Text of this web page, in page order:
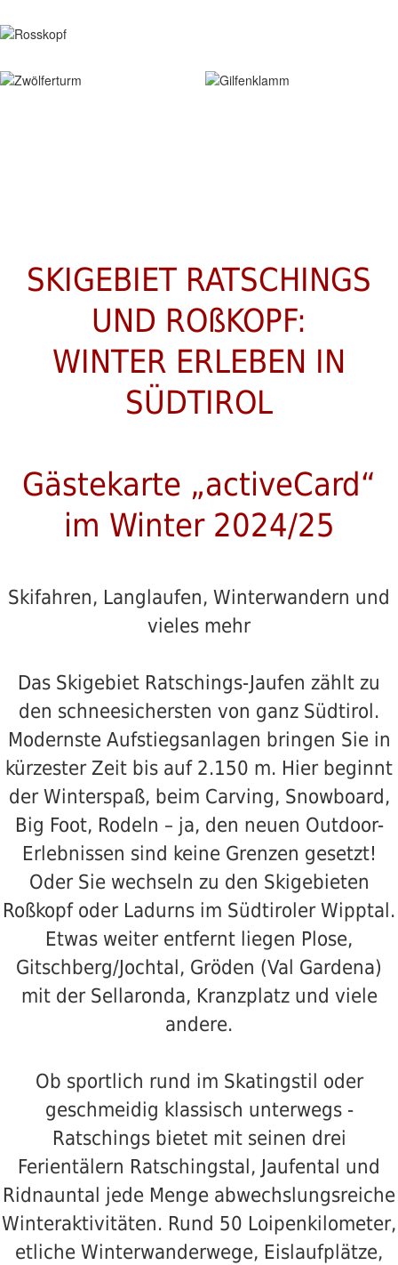
SKIGEBIET RATSCHINGS
UND ROßKOPF:
WINTER ERLEBEN IN
SÜDTIROL
Gästekarte „activeCard“
im Winter 2024/25
Skifahren, Langlaufen, Winterwandern und
vieles mehr
Das Skigebiet Ratschings-Jaufen zählt zu
den schneesichersten von ganz Südtirol.
Modernste Aufstiegsanlagen bringen Sie in
kürzester Zeit bis auf 2.150 m. Hier beginnt
der Winterspaß, beim Carving, Snowboard,
Big Foot, Rodeln – ja, den neuen Outdoor-
Erlebnissen sind keine Grenzen gesetzt!
Oder Sie wechseln zu den Skigebieten
Roßkopf oder Ladurns im Südtiroler Wipptal.
Etwas weiter entfernt liegen Plose,
Gitschberg/Jochtal, Gröden (Val Gardena)
mit der Sellaronda, Kranzplatz und viele
andere.
Ob sportlich rund im Skatingstil oder
geschmeidig klassisch unterwegs -
Ratschings bietet mit seinen drei
Ferientälern Ratschingstal, Jaufental und
Ridnauntal jede Menge abwechslungsreiche
Winteraktivitäten. Rund 50 Loipenkilometer,
etliche Winterwanderwege, Eislaufplätze,